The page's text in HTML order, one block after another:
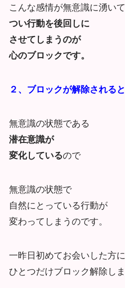
こんな感情が無意識に湧い
つい行動を後回しに
させてしまうのが
心のブロックです。
２、ブロックが解除される
無意識の状態である
潜在意識が
変化しているので
無意識の状態で
自然にとっている行動が
変わってしまうのです。
一昨日初めてお会いした方に
ひとつだけブロック解除しま